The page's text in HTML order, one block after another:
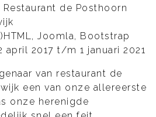
de Posthoorn
Joomla, Bootstrap
april 2017 t/m 1 januari 2021
van restaurant de
een van onze allereerste
onze herenigde